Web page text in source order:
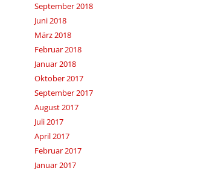
September 2018
Juni 2018
März 2018
Februar 2018
Januar 2018
Oktober 2017
September 2017
August 2017
Juli 2017
April 2017
Februar 2017
Januar 2017